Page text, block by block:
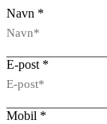
Navn *
E-post *
Mobil *